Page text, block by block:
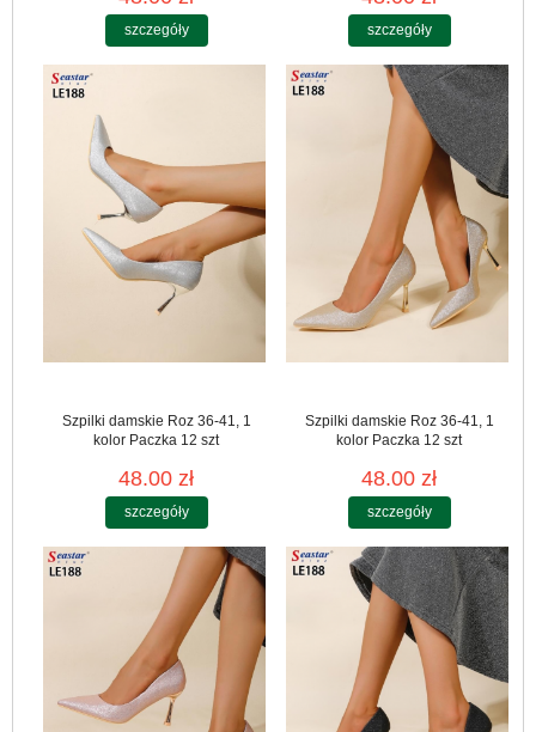
szczegóły szczegóły
Szpilki damskie Roz 36-41, 1
kolor Paczka 12 szt
48.00 zł
szczegóły
Szpilki damskie Roz 36-41, 1
kolor Paczka 12 szt
48.00 zł
szczegóły